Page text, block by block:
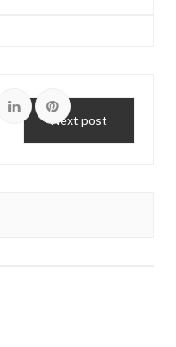
Next post